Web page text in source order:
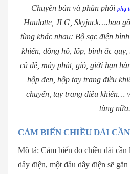
Chuyên bán và phân phối phụ
Haulotte, JLG, Skyjack….bao
tùng khác nhau: Bộ sạc điện
khiển, đồng hồ, lốp, bình ắc
củ đề, máy phát, giỏ, giới hạn
hộp đen, hộp tay trang điều
chuyển, tay trang điều khiển…
tùng nữa.
CẢM BIẾN CHIỀU DÀI
Mô tả: Cảm biến đo chiều dài cần
dây điện, một đầu dây điện sẽ